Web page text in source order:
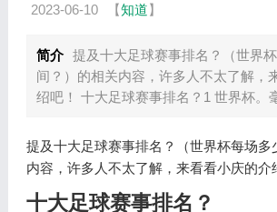
2023-06-10 【知道】
简介 提及十大足球赛事排名？（世界
间？）的相关内容，许多人不太了解，
绍吧！ 十大足球赛事排名？1 世界杯。
提及十大足球赛事排名？（世界杯每场多
内容，许多人不太了解，来看看小庆的介
十大足球赛事排名？